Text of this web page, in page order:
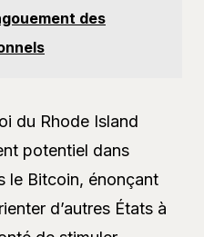
des
du Rhode Island
potentiel dans
le Bitcoin, énonçant
d’autres États à